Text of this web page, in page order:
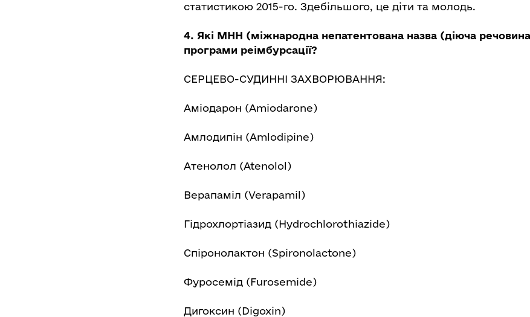
статистикою 2015-го. Здебільшого, це діти та молодь.
4. Які МНН (міжнародна непатентована назва (діюча
програми реімбурсації?
СЕРЦЕВО-СУДИННІ ЗАХВОРЮВАННЯ:
Аміодарон (Amiodarone)
Амлодипін (Amlodipine)
Атенолол (Atenolol)
Верапаміл (Verapamil)
Гідрохлортіазид (Hydrochlorothiazide)
Спіронолактон (Spironolactone)
Фуросемід (Furosemide)
Дигоксин (Digoxin)